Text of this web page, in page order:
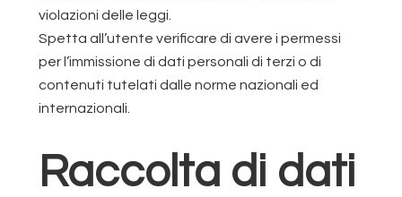
violazioni delle leggi.
Spetta all’utente verificare di avere i permessi
per l’immissione di dati personali di terzi o di
contenuti tutelati dalle norme nazionali ed
internazionali.
Raccolta di dati